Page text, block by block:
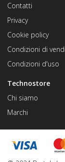
Technostore
Chi siamo
Marchi
Contatti
Privacy
Cookie policy
Condizioni di
Condizioni d'uso